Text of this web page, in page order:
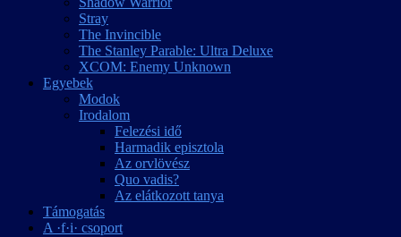
Stray
The Invincible
The Stanley Parable: Ultra Deluxe
XCOM: Enemy Unknown
Egyebek
Modok
Irodalom
Felezési idő
Harmadik episztola
Az orvlövész
Quo vadis?
Az elátkozott tanya
Támogatás
A ·f·i· csoport